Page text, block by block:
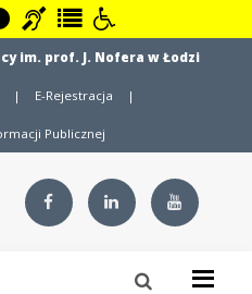
im. prof. J. Nofera w Łodzi
| E-Rejestracja |
Publicznej